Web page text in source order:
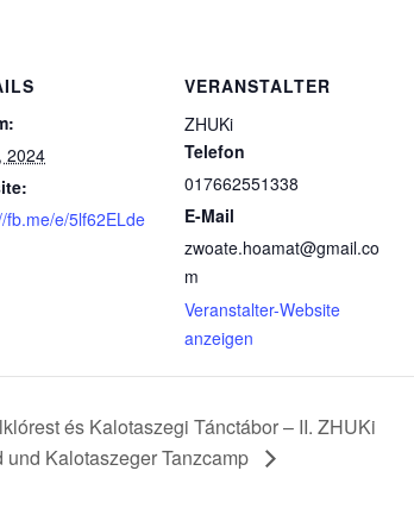
2024
fb.me/e/5lf62ELde
VERANSTALTER
ZHUKi
Telefon
017662551338
E-Mail
zwoate.hoamat@gmail.co
m
Veranstalter-Website
anzeigen
és Kalotaszegi Tánctábor – II. ZHUKi
und Kalotaszeger Tanzcamp